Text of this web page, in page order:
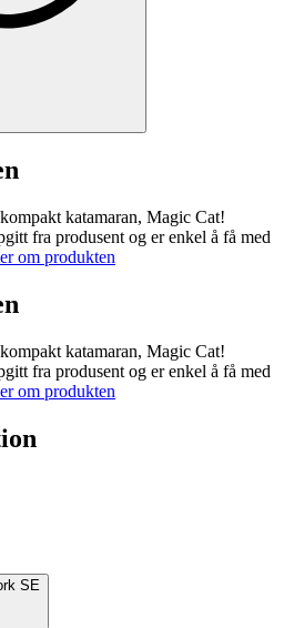
katamaran, Magic Cat!
fra produsent og er enkel å få med
om produkten
katamaran, Magic Cat!
fra produsent og er enkel å få med
om produkten
SE